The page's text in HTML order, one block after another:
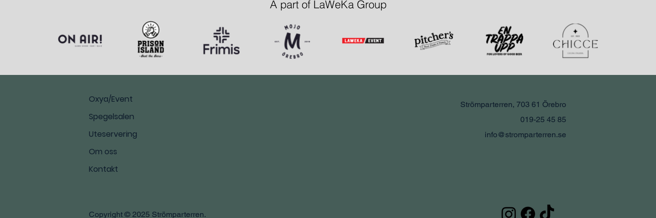
A part of LaWeKa Group
Oxya/Event
Spegelsalen
Uteservering
Om oss
Kontakt
Copyright © 2025 Strömparterren.
Strömparterren, 703 61 Örebro
019-25 45 85
info@stromparterren.se